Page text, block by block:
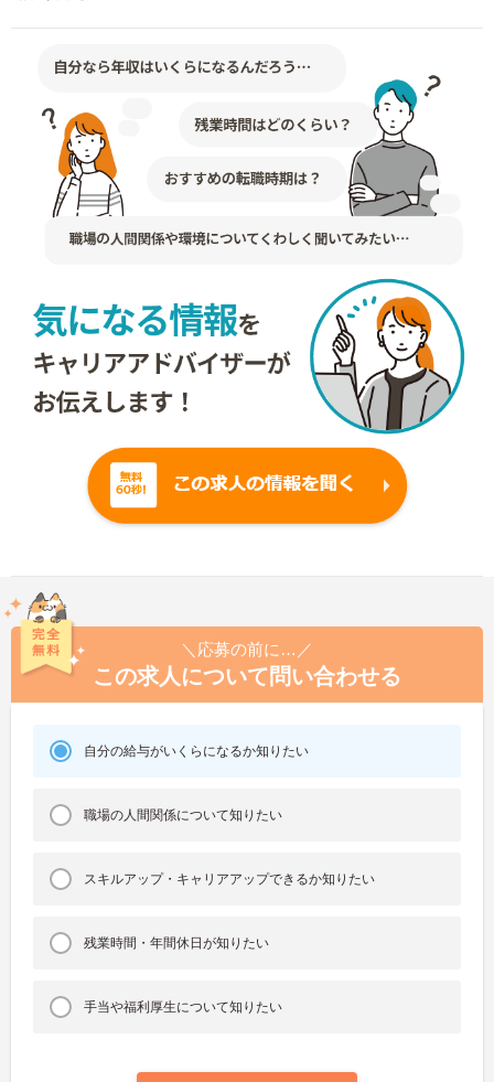
＼応募の前に…／
この求人について問い合わせる
自分の給与がいくらになるか知りたい
職場の人間関係について知りたい
スキルアップ・キャリアアップできるか知りたい
残業時間・年間休日が知りたい
手当や福利厚生について知りたい